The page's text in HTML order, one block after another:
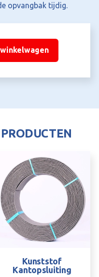
opvangbak tijdig.
Kunststof
Kantopsluiting